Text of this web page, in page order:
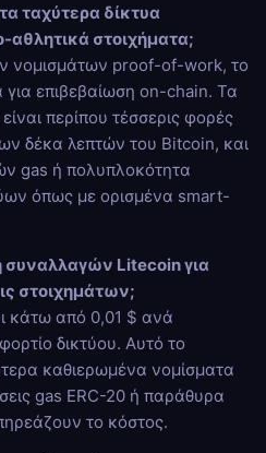
ταχύτερα δίκτυα
αθλητικά στοιχήματα;
νομισμάτων proof-of-work, το
για επιβεβαίωση on-chain. Τα
περίπου τέσσερις φορές
δέκα λεπτών του Bitcoin, και
gas ή πολυπλοκότητα
όπως με ορισμένα smart-
συναλλαγών Litecoin για
στοιχημάτων;
κάτω από 0,01 $ ανά
δικτύου. Αυτό το
καθιερωμένα νομίσματα
gas ERC-20 ή παράθυρα
το κόστος.